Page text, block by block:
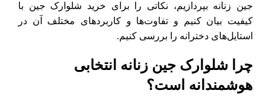
جین زنانه بپردازیم، نکاتی را برای خرید شلوارک جین با
کیفیت بیان کنیم و تفاوت‌ها و کاربردهای مختلف آن در
استایل‌های دخترانه را بررسی کنیم.
چرا شلوارک جین زنانه انتخابی
هوشمندانه است؟